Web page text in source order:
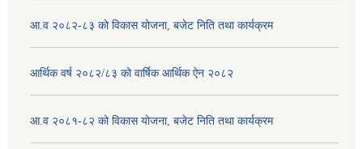
आ.व २०८२-८३ को विकास योजना, बजेट निति तथा कार्यक्रम
आर्थिक वर्ष २०८२/८३ को वार्षिक आर्थिक ऐन २०८२
आ.व २०८१-८२ को विकास योजना, बजेट निति तथा कार्यक्रम